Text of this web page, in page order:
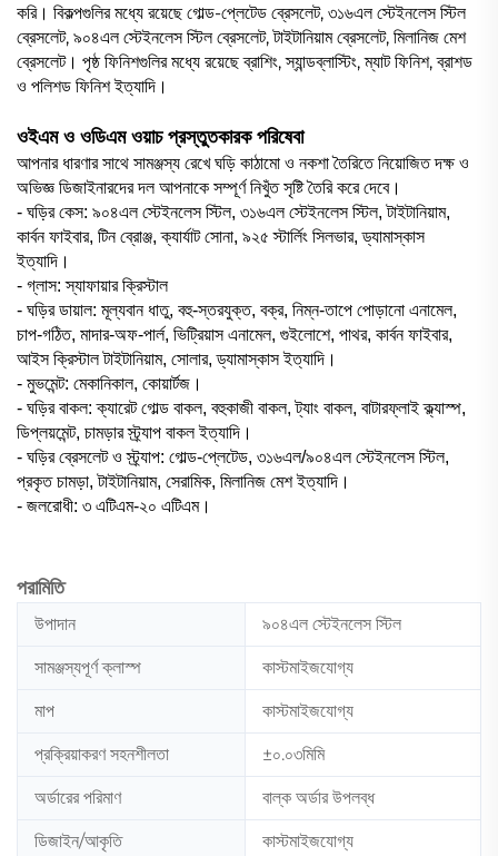
করি। বিকল্পগুলির মধ্যে রয়েছে গোল্ড-প্লেটেড ব্রেসলেট, ৩১৬এল স্টেইনলেস স্টিল
ব্রেসলেট, ৯০৪এল স্টেইনলেস স্টিল ব্রেসলেট, টাইটানিয়াম ব্রেসলেট, মিলানিজ মেশ
ব্রেসলেট। পৃষ্ঠ ফিনিশগুলির মধ্যে রয়েছে ব্রাশিং, স্যান্ডব্লাস্টিং, ম্যাট ফিনিশ, ব্রাশড
ও পলিশড ফিনিশ ইত্যাদি।
ওইএম ও ওডিএম ওয়াচ প্রস্তুতকারক পরিষেবা
আপনার ধারণার সাথে সামঞ্জস্য রেখে ঘড়ি কাঠামো ও নকশা তৈরিতে নিয়োজিত দক্ষ ও
অভিজ্ঞ ডিজাইনারদের দল আপনাকে সম্পূর্ণ নিখুঁত সৃষ্টি তৈরি করে দেবে।
- ঘড়ির কেস: ৯০৪এল স্টেইনলেস স্টিল, ৩১৬এল স্টেইনলেস স্টিল, টাইটানিয়াম,
কার্বন ফাইবার, টিন ব্রোঞ্জ, ক্যার্যাট সোনা, ৯২৫ স্টার্লিং সিলভার, ড্যামাস্কাস
ইত্যাদি।
- গ্লাস: স্যাফায়ার ক্রিস্টাল
- ঘড়ির ডায়াল: মূল্যবান ধাতু, বহু-স্তরযুক্ত, বক্র, নিম্ন-তাপে পোড়ানো এনামেল,
চাপ-গঠিত, মাদার-অফ-পার্ল, ভিট্রিয়াস এনামেল, গুইলোশে, পাথর, কার্বন ফাইবার,
আইস ক্রিস্টাল টাইটানিয়াম, সোলার, ড্যামাস্কাস ইত্যাদি।
- মুভমেন্ট: মেকানিকাল, কোয়ার্টজ।
- ঘড়ির বাকল: ক্যারেট গোল্ড বাকল, বহুকাজী বাকল, ট্যাং বাকল, বাটারফ্লাই ক্ল্যাস্প,
ডিপ্লয়মেন্ট, চামড়ার স্ট্র্যাপ বাকল ইত্যাদি।
- ঘড়ির ব্রেসলেট ও স্ট্র্যাপ: গোল্ড-প্লেটেড, ৩১৬এল/৯০৪এল স্টেইনলেস স্টিল,
প্রকৃত চামড়া, টাইটানিয়াম, সেরামিক, মিলানিজ মেশ ইত্যাদি।
- জলরোধী: ৩ এটিএম-২০ এটিএম।
পরামিতি
উপাদান ৯০৪এল স্টেইনলেস স্টিল
সামঞ্জস্যপূর্ণ ক্লাস্প কাস্টমাইজযোগ্য
মাপ কাস্টমাইজযোগ্য
প্রক্রিয়াকরণ সহনশীলতা ±০.০৩মিমি
অর্ডারের পরিমাণ বাল্ক অর্ডার উপলব্ধ
ডিজাইন/আকৃতি কাস্টমাইজযোগ্য